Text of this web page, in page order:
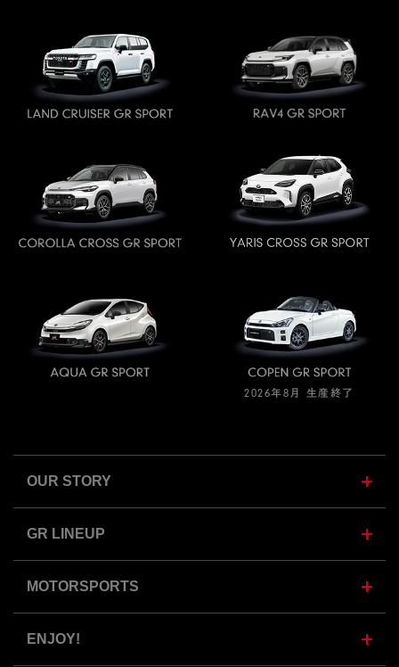
2026年8月 生産終了
OUR STORY
GR LINEUP
MOTORSPORTS
ENJOY!